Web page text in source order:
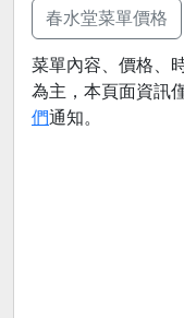
春水堂菜單價格
菜單內容、價格、
為主，本頁面資訊
們通知。